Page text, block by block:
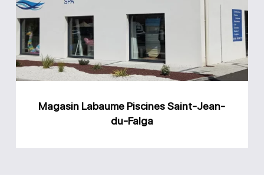
Saint-
Jean-
du-
Falga
Magasin Labaume Piscines Saint-Jean-
du-Falga